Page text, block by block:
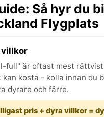
Så hyr du
Flygplats
villkor
full" är oftast mest
kan kosta - kolla innan du
dyrare och färre.
pris + dyra villkor =